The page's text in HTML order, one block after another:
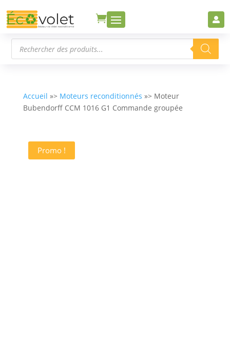
 
Recherche
produits
Accueil »> Moteurs reconditionnés »> Moteur
Bubendorff CCM 1016 G1 Commande groupée
Promo !